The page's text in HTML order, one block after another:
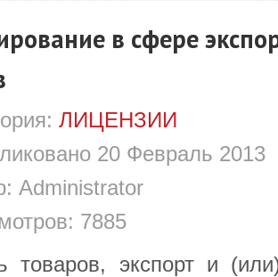
в сфере
ЛИЦЕНЗИИ
20 Февраль 2013
Administrator
7885
товаров, экспорт и